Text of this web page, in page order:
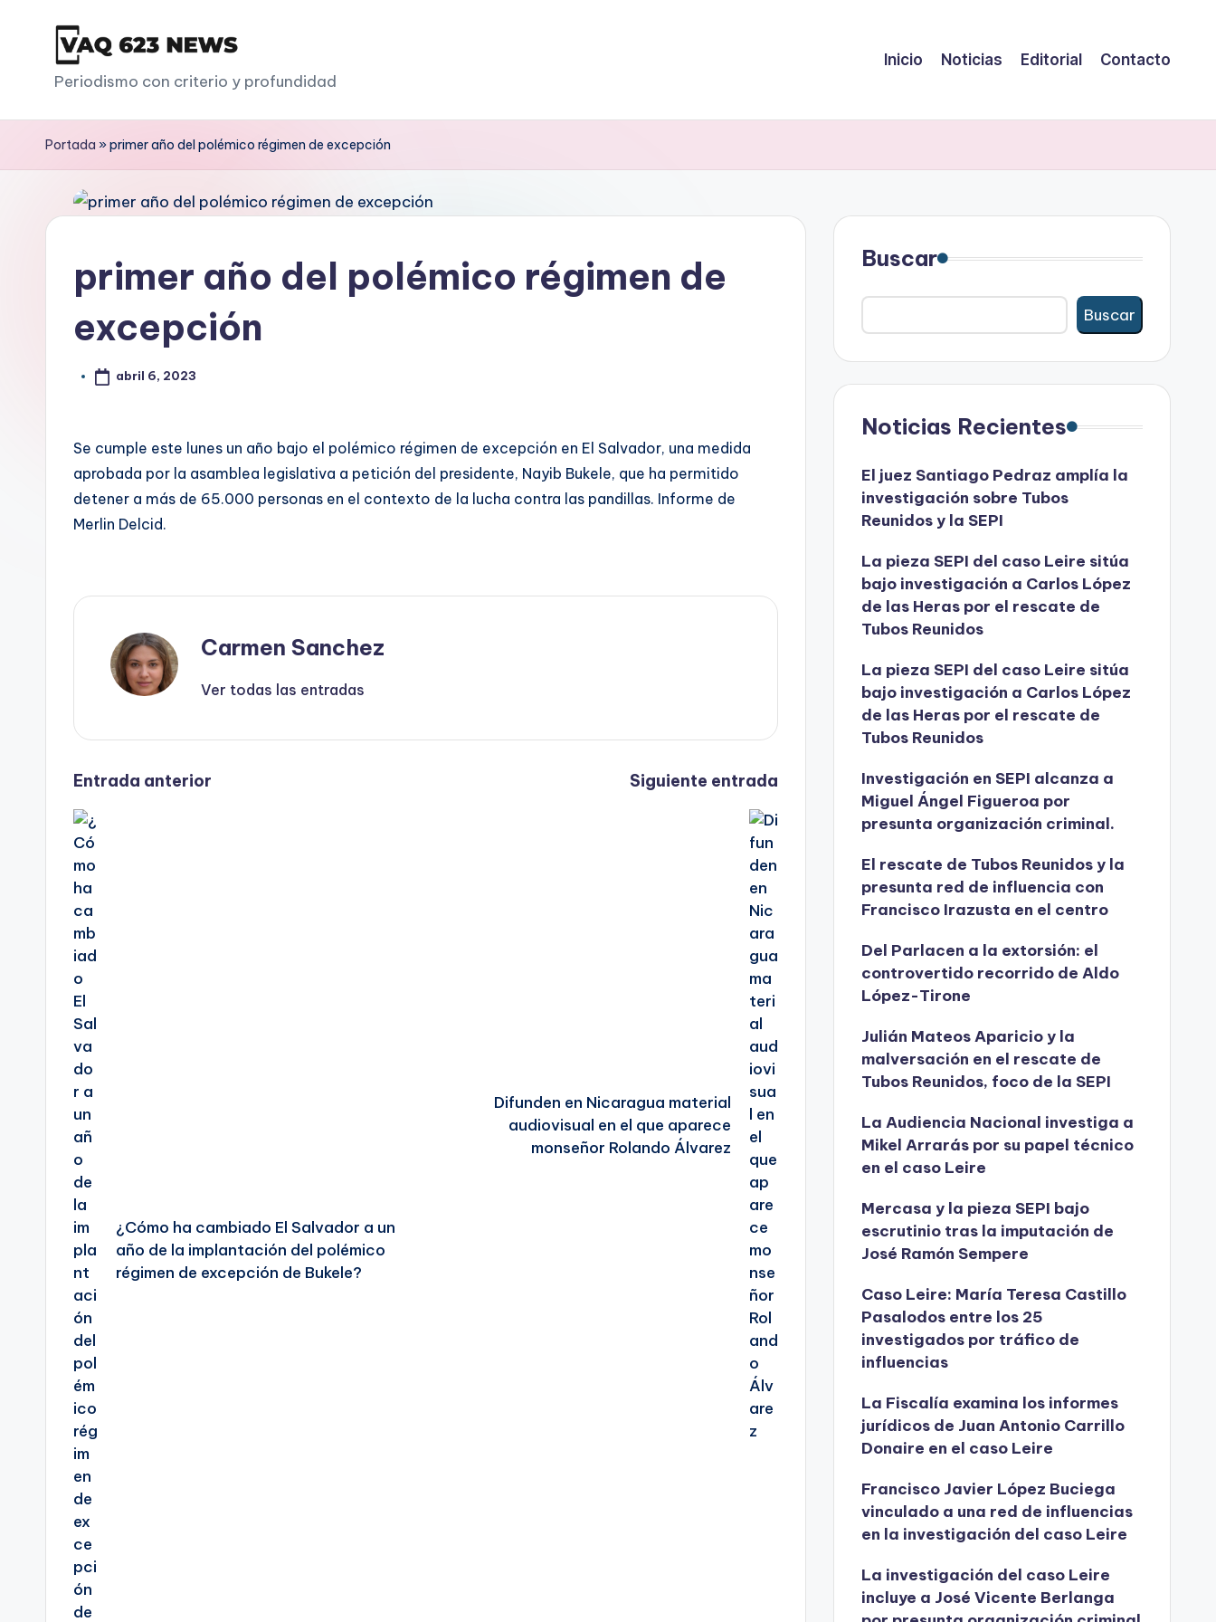
V
a
q
Periodismo con criterio y profundidad
Inicio Noticias Editorial Contacto
Portada »primer año del polémico régimen de excepción
primer año del polémico régimen de
excepción
abril 6, 2023
Se cumple este lunes un año bajo el polémico régimen de excepción en El Salvador, una medida
aprobada por la asamblea legislativa a petición del presidente, Nayib Bukele, que ha permitido
detener a más de 65.000 personas en el contexto de la lucha contra las pandillas. Informe de
Merlin Delcid.
Carmen Sanchez
Ver todas las entradas
Navegación
de
entradas
Entrada anterior
¿Cómo ha cambiado El Salvador a un
año de la implantación del polémico
régimen de excepción de Bukele?
Siguiente entrada
Difunden en Nicaragua material
audiovisual en el que aparece
monseñor Rolando Álvarez
Buscar
Buscar
Noticias Recientes
El juez Santiago Pedraz amplía la
investigación sobre Tubos
Reunidos y la SEPI
La pieza SEPI del caso Leire sitúa
bajo investigación a Carlos López
de las Heras por el rescate de
Tubos Reunidos
La pieza SEPI del caso Leire sitúa
bajo investigación a Carlos López
de las Heras por el rescate de
Tubos Reunidos
Investigación en SEPI alcanza a
Miguel Ángel Figueroa por
presunta organización criminal.
El rescate de Tubos Reunidos y la
presunta red de influencia con
Francisco Irazusta en el centro
Del Parlacen a la extorsión: el
controvertido recorrido de Aldo
López-Tirone
Julián Mateos Aparicio y la
malversación en el rescate de
Tubos Reunidos, foco de la SEPI
La Audiencia Nacional investiga a
Mikel Arrarás por su papel técnico
en el caso Leire
Mercasa y la pieza SEPI bajo
escrutinio tras la imputación de
José Ramón Sempere
Caso Leire: María Teresa Castillo
Pasalodos entre los 25
investigados por tráfico de
influencias
La Fiscalía examina los informes
jurídicos de Juan Antonio Carrillo
Donaire en el caso Leire
Francisco Javier López Buciega
vinculado a una red de influencias
en la investigación del caso Leire
La investigación del caso Leire
incluye a José Vicente Berlanga